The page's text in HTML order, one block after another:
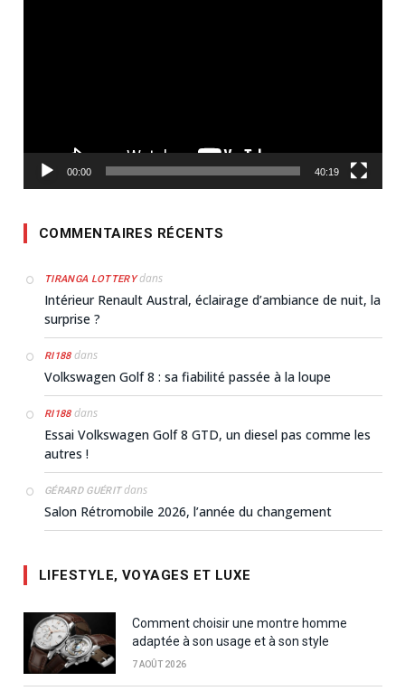
00:00 40:19
COMMENTAIRES RÉCENTS
TIRANGA LOTTERYdans
Intérieur Renault Austral, éclairage d’ambiance de nuit, la
surprise ?
RI188dans
Volkswagen Golf 8 : sa fiabilité passée à la loupe
RI188dans
Essai Volkswagen Golf 8 GTD, un diesel pas comme les
autres !
GÉRARD GUÉRITdans
Salon Rétromobile 2026, l’année du changement
LIFESTYLE, VOYAGES ET LUXE
Comment choisir une montre homme
adaptée à son usage et à son style
7 AOÛT 2026